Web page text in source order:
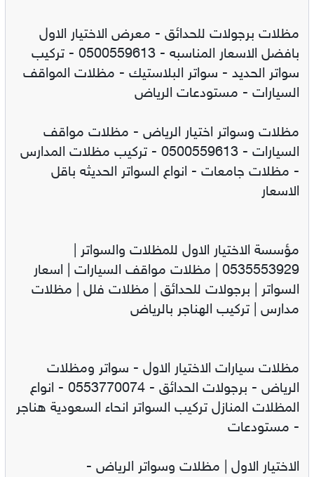
مظلات برجولات للحدائق - معرض الاختيار الاول
بافضل الاسعار المناسبه - 0500559613 - تركيب
سواتر الحديد - سواتر البلاستيك - مظلات المواقف
السيارات - مستودعات الرياض
مظلات وسواتر اختيار الرياض - مظلات مواقف
السيارات - 0500559613 - تركيب مظلات المدارس
- مظلات جامعات - انواع السواتر الحديثه باقل
الاسعار
مؤسسة الاختيار الاول للمظلات والسواتر |
0535553929 | مظلات مواقف السيارات | اسعار
السواتر | برجولات للحدائق | مظلات فلل | مظلات
مدارس | تركيب الهناجر بالرياض
مظلات سيارات الاختيار الاول - سواتر ومظلات
الرياض - برجولات الحدائق - 0553770074 - انواع
المظلات المنازل تركيب السواتر انحاء السعودية هناجر
- مستودعات
الاختيار الاول | مظلات وسواتر الرياض -